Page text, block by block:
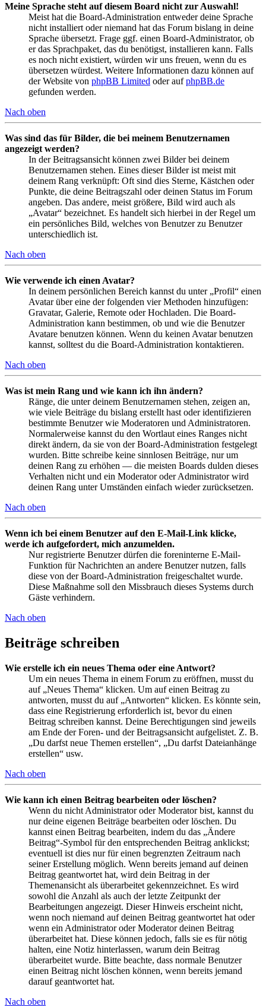
Meine Sprache steht auf diesem Board nicht zur Auswahl!
Meist hat die Board-Administration entweder deine Sprache
nicht installiert oder niemand hat das Forum bislang in deine
Sprache übersetzt. Frage ggf. einen Board-Administrator, ob
er das Sprachpaket, das du benötigst, installieren kann. Falls
es noch nicht existiert, würden wir uns freuen, wenn du es
übersetzen würdest. Weitere Informationen dazu können auf
der Website von phpBB Limited oder aufphpBB.de
gefunden werden.
Nach oben
Was sind das für Bilder, die bei meinem Benutzernamen
angezeigt werden?
In der Beitragsansicht können zwei Bilder bei deinem
Benutzernamen stehen. Eines dieser Bilder ist meist mit
deinem Rang verknüpft: Oft sind dies Sterne, Kästchen oder
Punkte, die deine Beitragszahl oder deinen Status im Forum
angeben. Das andere, meist größere, Bild wird auch als
„Avatar“ bezeichnet. Es handelt sich hierbei in der Regel um
ein persönliches Bild, welches von Benutzer zu Benutzer
unterschiedlich ist.
Nach oben
Wie verwende ich einen Avatar?
In deinem persönlichen Bereich kannst du unter „Profil“ einen
Avatar über eine der folgenden vier Methoden hinzufügen:
Gravatar, Galerie, Remote oder Hochladen. Die Board-
Administration kann bestimmen, ob und wie die Benutzer
Avatare benutzen können. Wenn du keinen Avatar benutzen
kannst, solltest du die Board-Administration kontaktieren.
Nach oben
Was ist mein Rang und wie kann ich ihn ändern?
Ränge, die unter deinem Benutzernamen stehen, zeigen an,
wie viele Beiträge du bislang erstellt hast oder identifizieren
bestimmte Benutzer wie Moderatoren und Administratoren.
Normalerweise kannst du den Wortlaut eines Ranges nicht
direkt ändern, da sie von der Board-Administration festgelegt
wurden. Bitte schreibe keine sinnlosen Beiträge, nur um
deinen Rang zu erhöhen — die meisten Boards dulden dieses
Verhalten nicht und ein Moderator oder Administrator wird
deinen Rang unter Umständen einfach wieder zurücksetzen.
Nach oben
Wenn ich bei einem Benutzer auf den E-Mail-Link klicke,
werde ich aufgefordert, mich anzumelden.
Nur registrierte Benutzer dürfen die foreninterne E-Mail-
Funktion für Nachrichten an andere Benutzer nutzen, falls
diese von der Board-Administration freigeschaltet wurde.
Diese Maßnahme soll den Missbrauch dieses Systems durch
Gäste verhindern.
Nach oben
Beiträge schreiben
Wie erstelle ich ein neues Thema oder eine Antwort?
Um ein neues Thema in einem Forum zu eröffnen, musst du
auf „Neues Thema“ klicken. Um auf einen Beitrag zu
antworten, musst du auf „Antworten“ klicken. Es könnte sein,
dass eine Registrierung erforderlich ist, bevor du einen
Beitrag schreiben kannst. Deine Berechtigungen sind jeweils
am Ende der Foren- und der Beitragsansicht aufgelistet. Z. B.
„Du darfst neue Themen erstellen“, „Du darfst Dateianhänge
erstellen“ usw.
Nach oben
Wie kann ich einen Beitrag bearbeiten oder löschen?
Wenn du nicht Administrator oder Moderator bist, kannst du
nur deine eigenen Beiträge bearbeiten oder löschen. Du
kannst einen Beitrag bearbeiten, indem du das „Ändere
Beitrag“-Symbol für den entsprechenden Beitrag anklickst;
eventuell ist dies nur für einen begrenzten Zeitraum nach
seiner Erstellung möglich. Wenn bereits jemand auf deinen
Beitrag geantwortet hat, wird dein Beitrag in der
Themenansicht als überarbeitet gekennzeichnet. Es wird
sowohl die Anzahl als auch der letzte Zeitpunkt der
Bearbeitungen angezeigt. Dieser Hinweis erscheint nicht,
wenn noch niemand auf deinen Beitrag geantwortet hat oder
wenn ein Administrator oder Moderator deinen Beitrag
überarbeitet hat. Diese können jedoch, falls sie es für nötig
halten, eine Notiz hinterlassen, warum dein Beitrag
überarbeitet wurde. Bitte beachte, dass normale Benutzer
einen Beitrag nicht löschen können, wenn bereits jemand
darauf geantwortet hat.
Nach oben